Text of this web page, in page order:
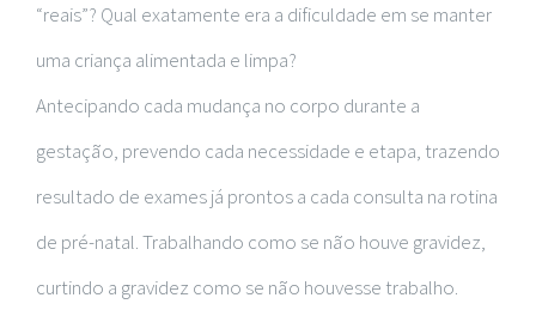
“reais”? Qual exatamente era a dificuldade em se manter
uma criança alimentada e limpa?
Antecipando cada mudança no corpo durante a
gestação, prevendo cada necessidade e etapa, trazendo
resultado de exames já prontos a cada consulta na rotina
de pré-natal. Trabalhando como se não houve gravidez,
curtindo a gravidez como se não houvesse trabalho.